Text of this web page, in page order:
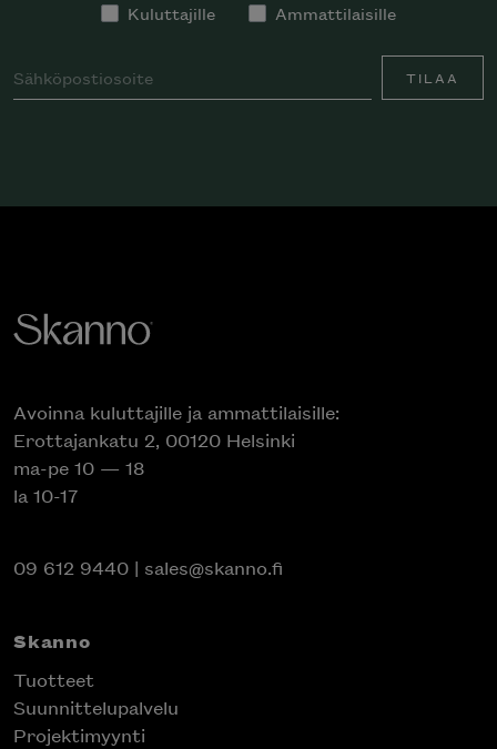
Kuluttajille Ammattilaisille
TILAA
Avoinna kuluttajille ja ammattilaisille:
Erottajankatu 2, 00120 Helsinki
ma-pe 10 — 18
la 10-17
09 612 9440 | sales@skanno.fi
Skanno
Tuotteet
Suunnittelupalvelu
Projektimyynti